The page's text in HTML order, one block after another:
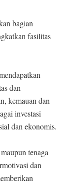
bagian
fasilitas
dan
kemauan dan
investasi
dan ekonomis.
tenaga
dan